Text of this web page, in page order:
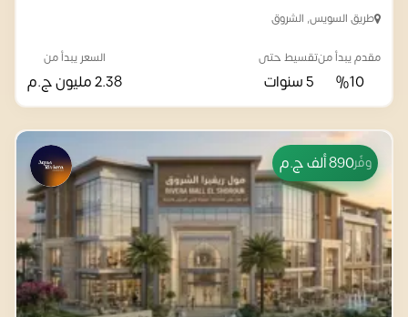
طريق السويس, الشروق
مقدم يبدأ من
%10
تقسيط حتى
5 سنوات
السعر يبدأ من
2.38 مليون ج.م
وفّر890 ألف ج.م